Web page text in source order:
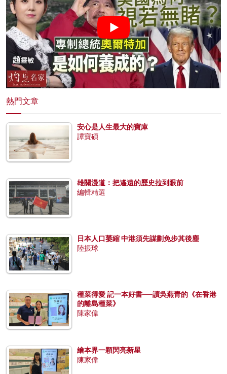
熱門文章
安心是人生最大的寶庫
譚寶碩
雄關漫道：把遙遠的歷史拉到眼前
編輯精選
日本人口萎縮 中港須先謀劃免步其後塵
陸振球
種菜得愛 記一本好書──讀吳燕青的《在香港
的離島種菜》
陳家偉
繪本界一顆閃亮新星
陳家偉